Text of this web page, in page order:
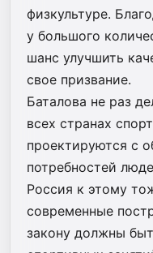
физкультуре.
у большого
шанс улучшить
свое призвание.
Баталова не раз
всех странах
проектируются с
потребностей
Россия к этому
современные
закону должны